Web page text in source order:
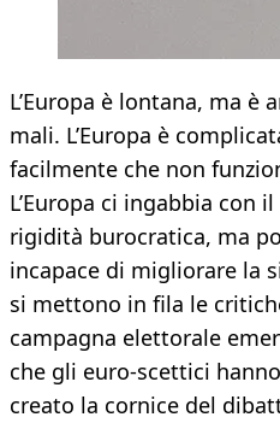
L’Europa è lontana, ma è
mali. L’Europa è
facilmente che non
L’Europa ci ingabbia con
rigidità burocratica, ma
incapace di migliorare la
si mettono in fila le
campagna elettorale
che gli euro-scettici
creato la cornice del